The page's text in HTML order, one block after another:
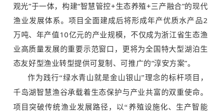
观光”于一体，构建“智慧管控+生态养殖+三产融合”的现代
渔业发展体系。项目全面建成后将形成年产优质水产品2
万吨、年产值10亿元的产业规模，不仅成为浙江省生态渔
业高质量发展的重要示范窗口，更将为全国特大型湖泊生
态友好型渔业转型提供可复制、可推广的“淳安方案”。
作为践行“绿水青山就是金山银山”理念的标杆项目，
千岛湖智慧渔谷承载着生态保护与产业共富的双重使命。
项目突破传统渔业发展路径，以“养殖设施化、生产智能